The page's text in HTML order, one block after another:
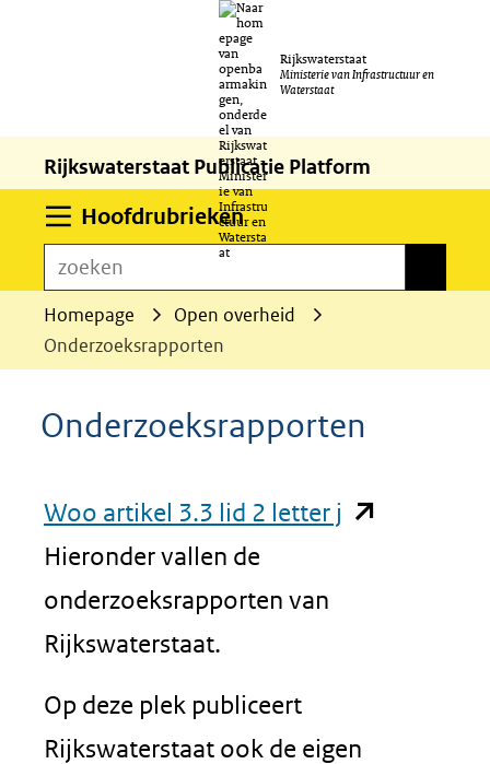
naar
de
inhoud
Rijkswaterstaat
Ministerie van Infrastructuur en
Waterstaat
Rijkswaterstaat Publicatie Platform
HoofdrubriekenUitklappen
zoeken
Homepage
Open overheid
Onderzoeksrapporten
Onderzoeksrapporten
Woo artikel 3.3 lid 2 letter j (opent
Hieronder vallen de
onderzoeksrapporten van
Rijkswaterstaat.
Op deze plek publiceert
Rijkswaterstaat ook de eigen